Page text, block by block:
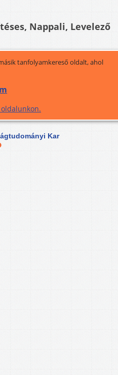
Nappali, Levelező
tanfolyamkereső oldalt, ahol
Kar